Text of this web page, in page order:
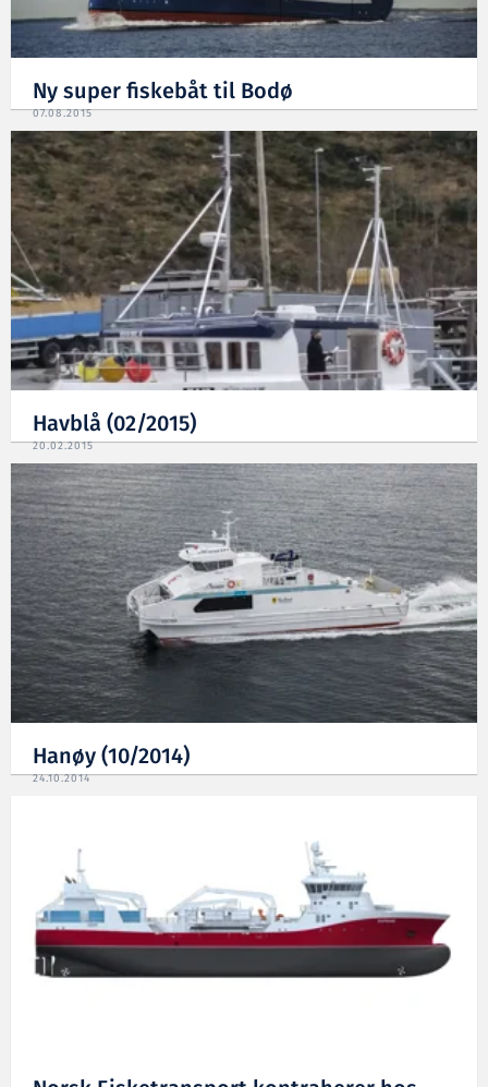
Ny super fiskebåt til Bodø
07.08.2015
Havblå (02/2015)
20.02.2015
Hanøy (10/2014)
24.10.2014